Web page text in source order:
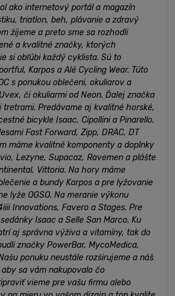
ako internetový portál a magazín
triatlon, beh, plávanie a zdravý
žijeme a preto sme sa rozhodli
a kvalitné značky, ktorých
si obľúbi každý cyklista. Sú to
Karpos a Alé Cycling Wear. Túto
s ponukou oblečeni, okuliarov a
či okuliarmi od Neon. Ďalej značka
tretrami. Predávame aj kvalitné horské,
bicykle Isaac, Cipollini a Pinarello.
Fast Forward, Zipp, DRAC, DT
máme kvalitné komponenty a doplnky
Lezyne, Supacaz, Ravemen a plášte
Vittoria. Na hory máme
a bundy Karpos a pre lyžovanie
lyže OGSO. Na meranie výkonu
Innovations, Favero a Stages. Pre
Isaac a Selle San Marco. Ku
aj správna výživa a vitamíny, tak do
značky PowerBar, MycoMedica,
ponuku neustále rozširujeme a náš
sa vám nakupovalo čo
vieme pre vašu firmu alebo